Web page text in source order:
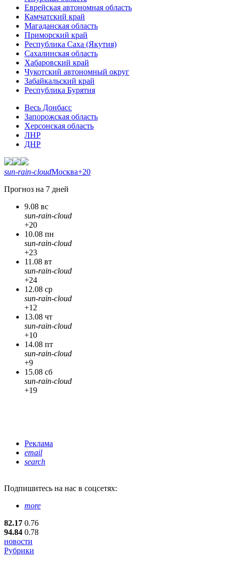
Еврейская автономная область
Камчатский край
Магаданская область
Приморский край
Республика Саха (Якутия)
Сахалинская область
Хабаровский край
Чукотский автономный округ
Забайкальский край
Республика Бурятия
Весь Донбасс
Запорожская область
Херсонская область
ЛНР
ДНР
sun-rain-cloudМосква+20
Прогноз на 7 дней
9.08 вс
sun-rain-cloud
+20
10.08 пн
sun-rain-cloud
+23
11.08 вт
sun-rain-cloud
+24
12.08 ср
sun-rain-cloud
+12
13.08 чт
sun-rain-cloud
+10
14.08 пт
sun-rain-cloud
+9
15.08 сб
sun-rain-cloud
+19
Реклама
email
search
Подпишитесь на нас в соцсетях:
more
82.17 0.76
94.84 0.78
новости
Рубрики